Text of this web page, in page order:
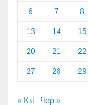
6 7 8
13 14 15
20 21 22
27 28 29
« Кві Чер »